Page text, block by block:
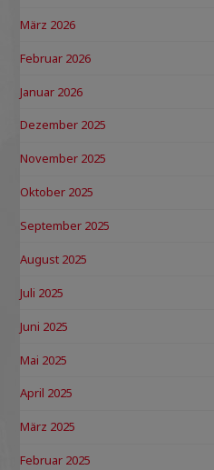
März 2026
Februar 2026
Januar 2026
Dezember 2025
November 2025
Oktober 2025
September 2025
August 2025
Juli 2025
Juni 2025
Mai 2025
April 2025
März 2025
Februar 2025